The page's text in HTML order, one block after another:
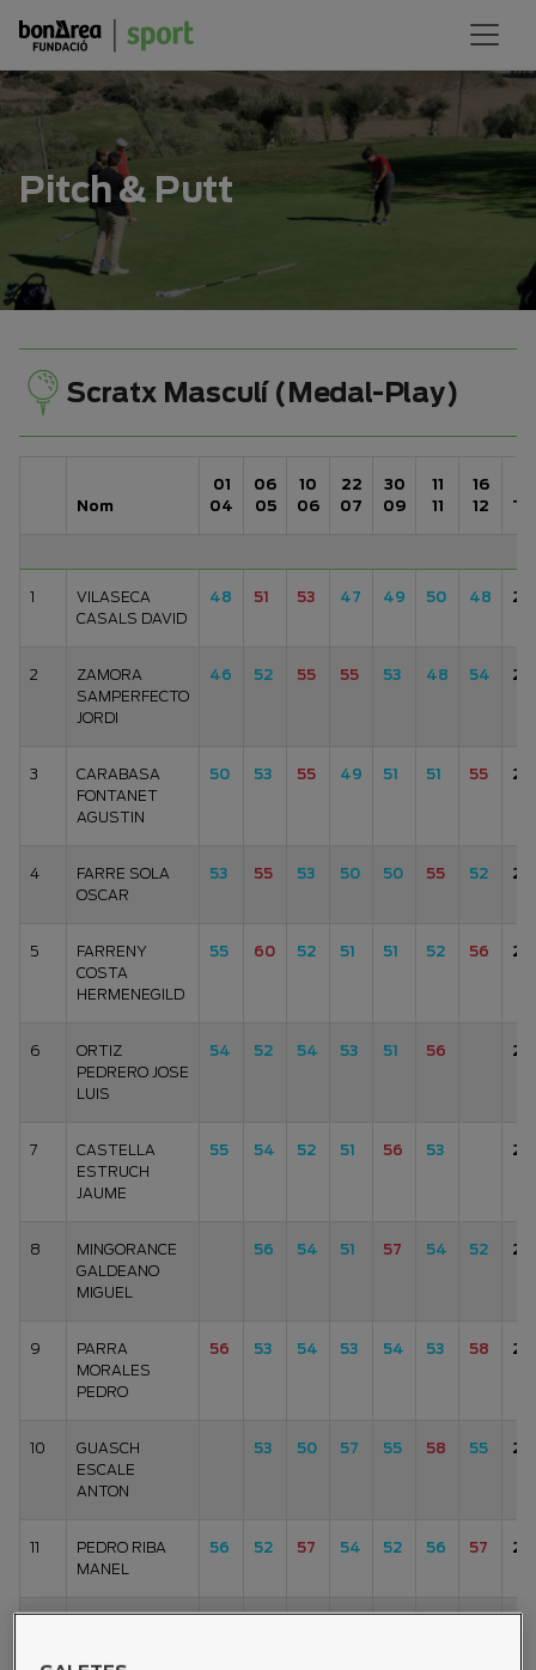
Pitch & Putt
Scratx Masculí (Medal-Play)
Nom
01
04
06
05
10
06
22
07
30
09
11
11
16
12
1
VILASECA
CASALS DAVID
48 51 53 47 49 50 48
2
ZAMORA
SAMPERFECTO
JORDI
46 52 55 55 53 48 54
3
CARABASA
FONTANET
AGUSTIN
50 53 55 49 51 51 55
4
FARRE SOLA
OSCAR
53 55 53 50 50 55 52
5
FARRENY
COSTA
HERMENEGILD
55 60 52 51 51 52 56
6
ORTIZ
PEDRERO JOSE
LUIS
54 52 54 53 51 56
7
CASTELLA
ESTRUCH
JAUME
55 54 52 51 56 53
8
MINGORANCE
GALDEANO
MIGUEL
56 54 51 57 54 52
9
PARRA
MORALES
PEDRO
56 53 54 53 54 53 58
10
GUASCH
ESCALE
ANTON
53 50 57 55 58 55
11
PEDRO RIBA
MANEL
56 52 57 54 52 56 57